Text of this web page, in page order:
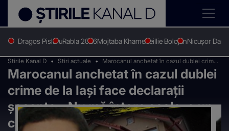
Dragos PislaruRabla 2026Mojtaba KhameneiIlie BolojanNicușor Dan
Stirile Kanal D Stiri actuale
Marocanul anchetat în cazul dublei crime
de la Iași face declarații șocante: „Nu mă
întorc acolo, e un câine rău!”
Marocanul anchetat în cazul dublei
crime de la Iași face declarații
șocante: „Nu mă întorc acolo, e un
câine rău!”